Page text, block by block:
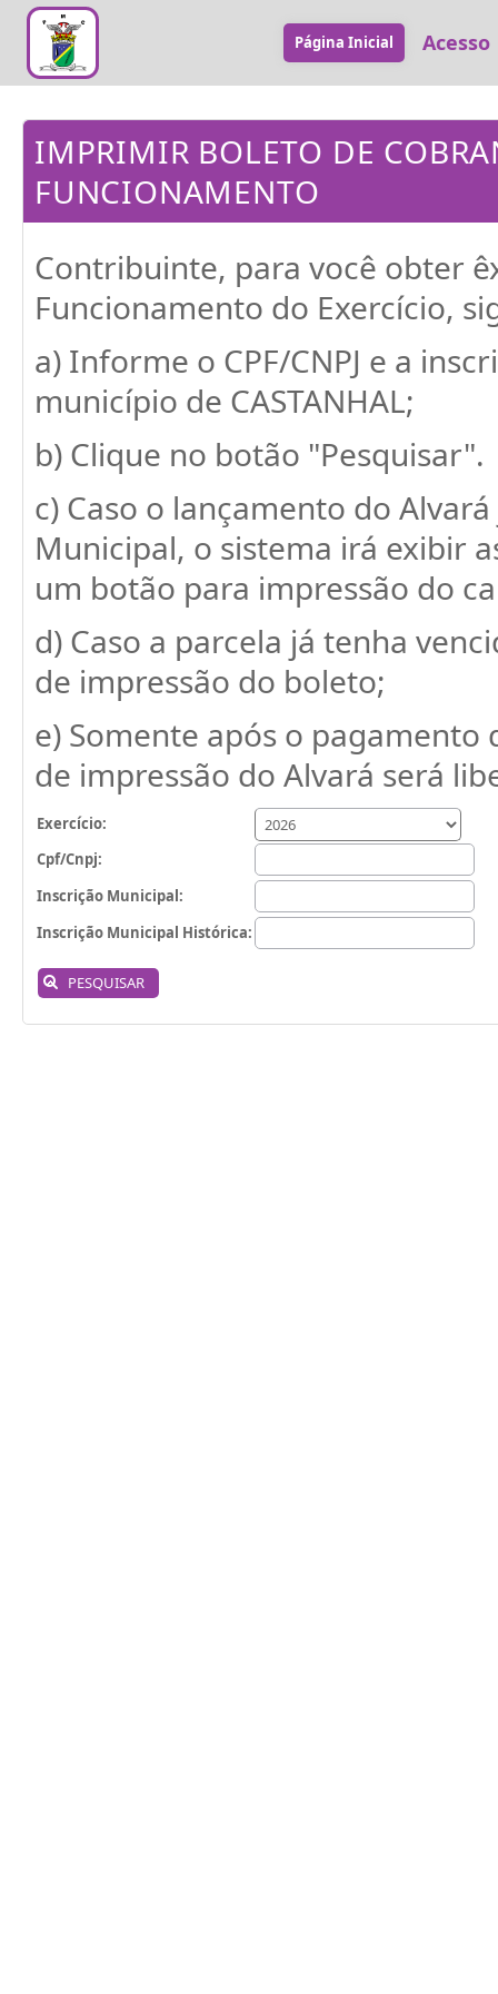
Página Inicial Acesso
IMPRIMIR BOLETO DE
FUNCIONAMENTO
Contribuinte, para você obter
Funcionamento do Exercício,
a) Informe o CPF/CNPJ e a
município de CASTANHAL;
b) Clique no botão "Pesquisar".
c) Caso o lançamento do
Municipal, o sistema irá exibir
um botão para impressão do
d) Caso a parcela já tenha
de impressão do boleto;
e) Somente após o
de impressão do Alvará será
Exercício:
Cpf/Cnpj:
Inscrição Municipal:
Inscrição Municipal Histórica:
PESQUISAR